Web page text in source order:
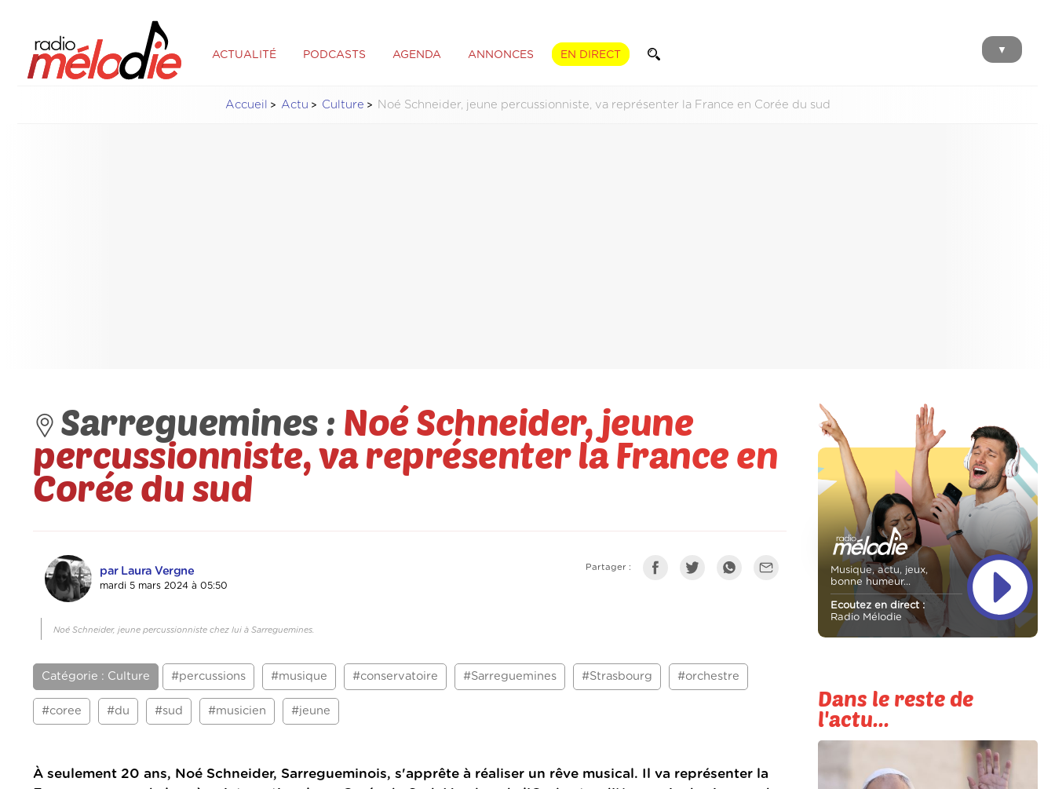
ACTUALITÉ PODCASTS AGENDA ANNONCES EN DIRECT ▼
Accueil Actu Culture Noé Schneider, jeune percussionniste, va représenter la France en Corée du sud
Sarreguemines : Noé Schneider, jeune
percussionniste, va représenter la France en
Corée du sud
par Laura Vergne
mardi 5 mars 2024 à 05:50
Partager :
Noé Schneider, jeune percussionniste chez lui à Sarreguemines.
Catégorie : Culture #percussions #musique #conservatoire #Sarreguemines #Strasbourg #orchestre
#coree #du #sud #musicien #jeune
À seulement 20 ans, Noé Schneider, Sarregueminois, s'apprête à réaliser un rêve musical. Il va représenter la
Musique, actu, jeux,
bonne humeur...
Ecoutez en direct :
Radio Mélodie
Dans le reste de
l'actu...